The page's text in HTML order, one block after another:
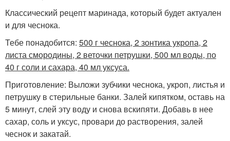
Классический рецепт маринада, который будет актуален
и для чеснока.
Тебе понадобится: 500 г чеснока, 2 зонтика укропа, 2
листа смородины, 2 веточки петрушки, 500 мл воды, по
40 г соли и сахара, 40 мл уксуса.
Приготовление: Выложи зубчики чеснока, укроп, листья и
петрушку в стерильные банки. Залей кипятком, оставь на
5 минут, слей эту воду и снова вскипяти. Добавь в нее
сахар, соль и уксус, провари до растворения, залей
чеснок и закатай.